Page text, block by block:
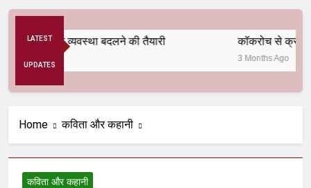
LATEST
UPDATES
अनैतिक व्यवस्था बदलने की तैयारी कॉकरोच से क्रांति तक
3 Months Ago
Home कविता और कहानी
कविता और कहानी